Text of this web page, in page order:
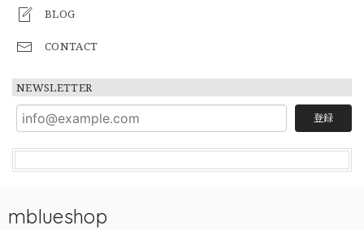
BLOG
CONTACT
NEWSLETTER
登録
mblueshop